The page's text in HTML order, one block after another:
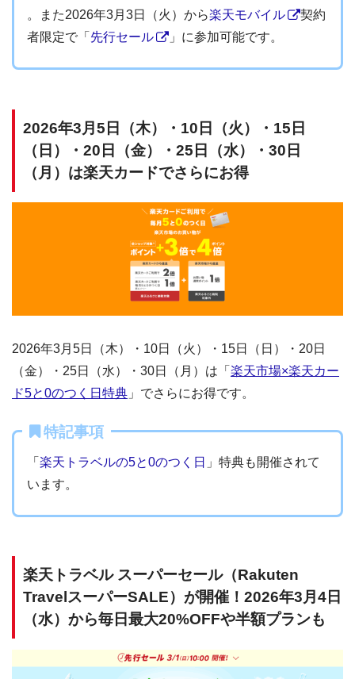
。また2026年3月3日（火）から楽天モバイル
契約
者限定で「 先行セール 」に参加可能です。
2026年3月5日（木）・10日（火）・15日
（日）・20日（金）・25日（水）・30日
（月）は楽天カードでさらにお得
2026年3月5日（木）・10日（火）・15日（日）・20日
（金）・25日（水）・30日（月）は「 楽天市場×楽天カー
ド5と0のつく日特典 」でさらにお得です。
特記事項
「 楽天トラベルの5と0のつく日 」特典も開催されて
います。
楽天トラベル スーパーセール（Rakuten
TravelスーパーSALE）が開催！2026年3月4日
（水）から毎日最大20%OFFや半額プランも